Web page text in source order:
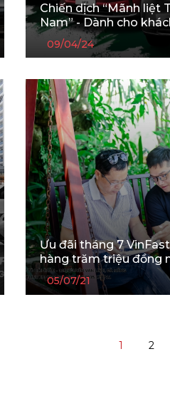
Chiến dịch “Mãnh liệt
Nam” - Dành cho
tô điện Vinfast
09/04/24
Ưu đãi tháng 7
hàng trăm triệu đồng
05/07/21
1 2